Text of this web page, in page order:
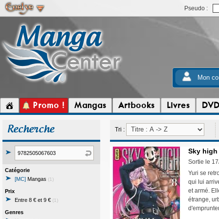
Pseudo :
Mon
Promo ! Mangas Artbooks Livres DVD
Recherche
Catégorie
[MC] Mangas (1)
Prix
Entre 8 € et 9 € (1)
Genres
Tri :
Sky high
Sortie le
Yuri se
qui lui
et armé.
étrange,